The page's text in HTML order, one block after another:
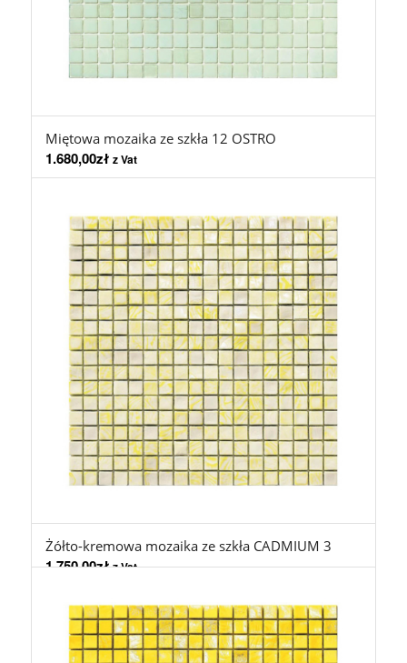
Miętowa mozaika ze szkła 12 OSTRO
1.680,00zł z Vat
Żółto-kremowa mozaika ze szkła CADMIUM 3
1.750,00zł z Vat